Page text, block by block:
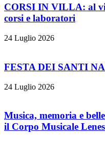
CORSI IN VILLA: al
corsi e laboratori
24 Luglio 2026
FESTA DEI SANTI
24 Luglio 2026
Musica, memoria e
il Corpo Musicale